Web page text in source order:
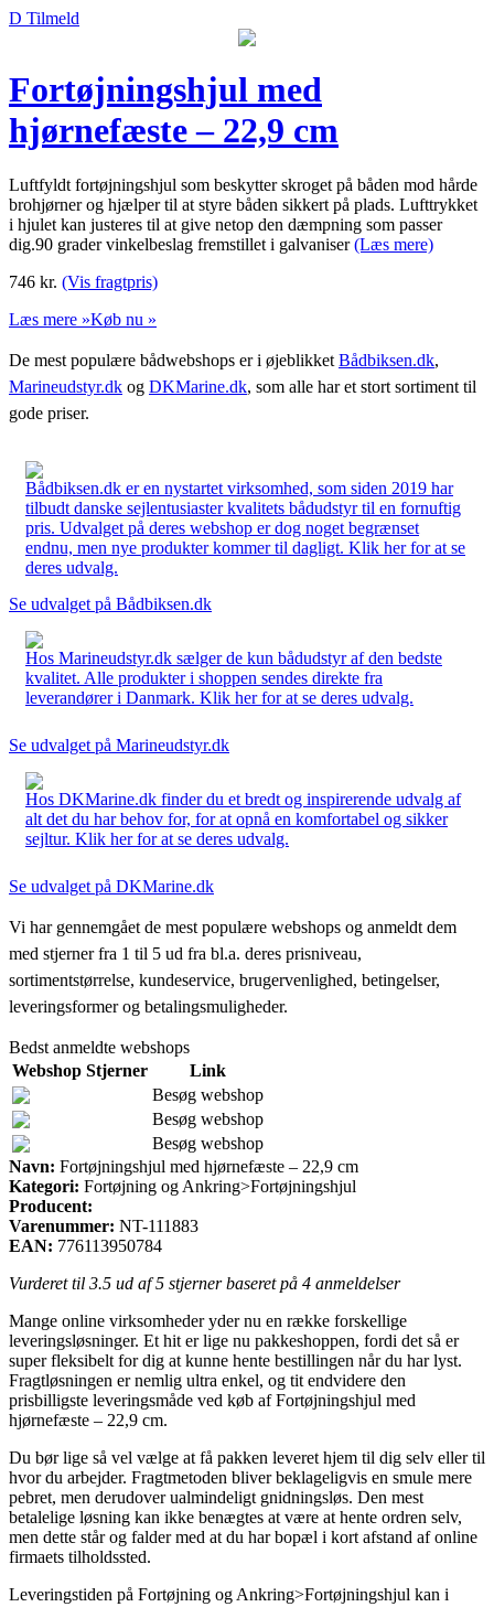
D Tilmeld
Fortøjningshjul med
hjørnefæste – 22,9 cm
Luftfyldt fortøjningshjul som beskytter skroget på båden mod hårde
brohjørner og hjælper til at styre båden sikkert på plads. Lufttrykket
i hjulet kan justeres til at give netop den dæmpning som passer
dig.90 grader vinkelbeslag fremstillet i galvaniser(Læs mere)
746 kr. (Vis fragtpris)
Læs mere »Køb nu »
De mest populære bådwebshops er i øjeblikket Bådbiksen.dk,
Marineudstyr.dk og DKMarine.dk, som alle har et stort sortiment til
gode priser.
Bådbiksen.dk er en nystartet virksomhed, som siden 2019 har
tilbudt danske sejlentusiaster kvalitets bådudstyr til en fornuftig
pris. Udvalget på deres webshop er dog noget begrænset
endnu, men nye produkter kommer til dagligt. Klik her for at se
deres udvalg.
Se udvalget på Bådbiksen.dk
Hos Marineudstyr.dk sælger de kun bådudstyr af den bedste
kvalitet. Alle produkter i shoppen sendes direkte fra
leverandører i Danmark. Klik her for at se deres udvalg.
Se udvalget på Marineudstyr.dk
Hos DKMarine.dk finder du et bredt og inspirerende udvalg af
alt det du har behov for, for at opnå en komfortabel og sikker
sejltur. Klik her for at se deres udvalg.
Se udvalget på DKMarine.dk
Vi har gennemgået de mest populære webshops og anmeldt dem
med stjerner fra 1 til 5 ud fra bl.a. deres prisniveau,
sortimentstørrelse, kundeservice, brugervenlighed, betingelser,
leveringsformer og betalingsmuligheder.
Bedst anmeldte webshops
Webshop Stjerner
Link
Besøg webshop
Besøg webshop
Besøg webshop
Navn: Fortøjningshjul med hjørnefæste – 22,9 cm
Kategori: Fortøjning og Ankring>Fortøjningshjul
Producent:
Varenummer: NT-111883
EAN: 776113950784
Vurderet til 3.5 ud af 5 stjerner baseret på 4 anmeldelser
Mange online virksomheder yder nu en række forskellige
leveringsløsninger. Et hit er lige nu pakkeshoppen, fordi det så er
super fleksibelt for dig at kunne hente bestillingen når du har lyst.
Fragtløsningen er nemlig ultra enkel, og tit endvidere den
prisbilligste leveringsmåde ved køb af Fortøjningshjul med
hjørnefæste – 22,9 cm.
Du bør lige så vel vælge at få pakken leveret hjem til dig selv eller til
hvor du arbejder. Fragtmetoden bliver beklageligvis en smule mere
pebret, men derudover ualmindeligt gnidningsløs. Den mest
betalelige løsning kan ikke benægtes at være at hente ordren selv,
men dette står og falder med at du har bopæl i kort afstand af online
firmaets tilholdssted.
Leveringstiden på Fortøjning og Ankring>Fortøjningshjul kan i